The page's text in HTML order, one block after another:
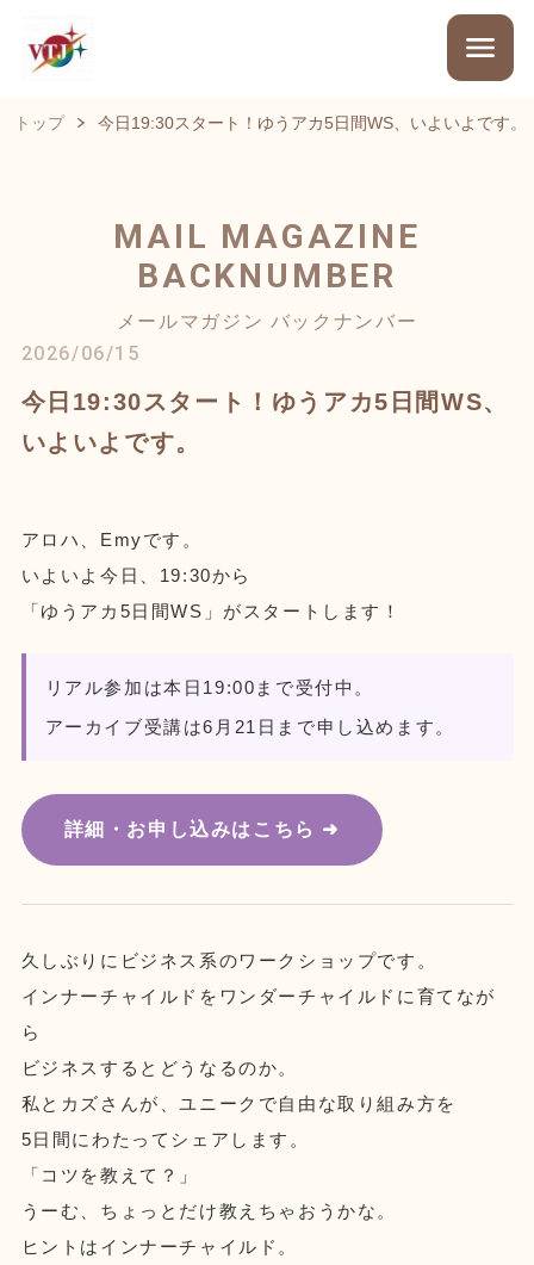
トップ 今日19:30スタート！ゆうアカ5日間WS、いよいよです。
MAIL MAGAZINE
BACKNUMBER
メールマガジン バックナンバー
2026/06/15
今日19:30スタート！ゆうアカ5日間WS、
いよいよです。
アロハ、Emyです。
いよいよ今日、19:30から
「ゆうアカ5日間WS」がスタートします！
リアル参加は本日19:00まで受付中。
アーカイブ受講は6月21日まで申し込めます。
詳細・お申し込みはこちら ➜
久しぶりにビジネス系のワークショップです。
インナーチャイルドをワンダーチャイルドに育てなが
ら
ビジネスするとどうなるのか。
私とカズさんが、ユニークで自由な取り組み方を
5日間にわたってシェアします。
「コツを教えて？」
うーむ、ちょっとだけ教えちゃおうかな。
ヒントはインナーチャイルド。